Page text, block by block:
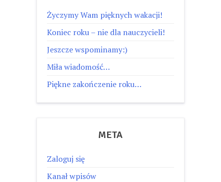
Życzymy Wam pięknych wakacji!
Koniec roku – nie dla nauczycieli!
Jeszcze wspominamy:)
Miła wiadomość…
Piękne zakończenie roku…
META
Zaloguj się
Kanał wpisów